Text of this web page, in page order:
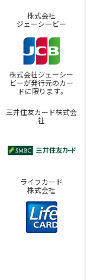
株式会社
ジェーシービー
株式会社ジェーシー
ビーが発行元のカー
ドに限ります。
三井住友カード株式会
社
ライフカード
株式会社